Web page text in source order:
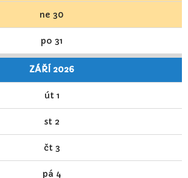
ne 30
po 31
ZÁŘÍ 2026
út 1
st 2
čt 3
pá 4